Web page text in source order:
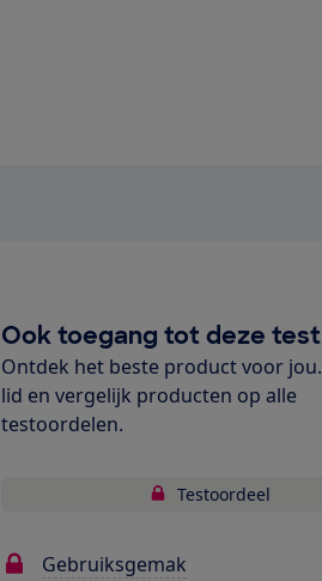
Ook toegang tot deze
Ontdek het beste product voor
lid en vergelijk producten op alle
testoordelen.
Testoordeel
Gebruiksgemak